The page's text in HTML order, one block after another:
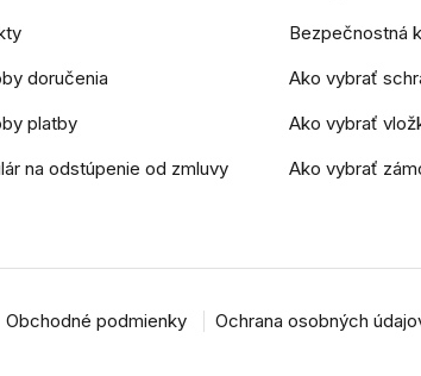
doručenia
platby
na odstúpenie od zmluvy
Bezpečnostná
Ako vybrať
Ako vybrať
Ako vybrať
Obchodné podmienky Ochrana osobných